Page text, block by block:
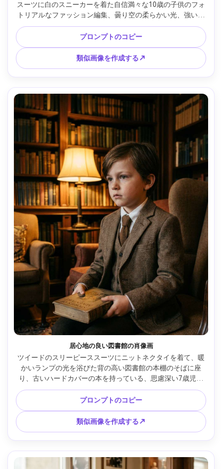
スーツに白のスニーカーを着た自信満々な10歳の子供のフォ
トリアルなファッション編集、曇り空の柔らかい光、強いラ
インと反射、Fujifilm GFX 100Sで撮影、63mm f/2.8、全身フ
レーム、鮮明なコントラスト、雑誌風のキッズメンズウェ
ア、リアルな質感と自然な影 --ar 4:5
プロンプトのコピー
類似画像を作成する↗
居心地の良い図書館の肖像画
ツイードのスリーピーススーツにニットネクタイを着て、暖
かいランプの光を浴びた背の高い図書館の本棚のそばに座
り、古いハードカバーの本を持っている、思慮深い7歳児の
フォトリアルなポートレート、Canon EOS R6で撮影、35mm
f/1.8、中ショット、映画のような居心地の良い雰囲気、柔ら
かい木目、リアルな肌の毛穴と生地の織り、古典的な学術的
な雰囲気 --ar 4:5
プロンプトのコピー
類似画像を作成する↗